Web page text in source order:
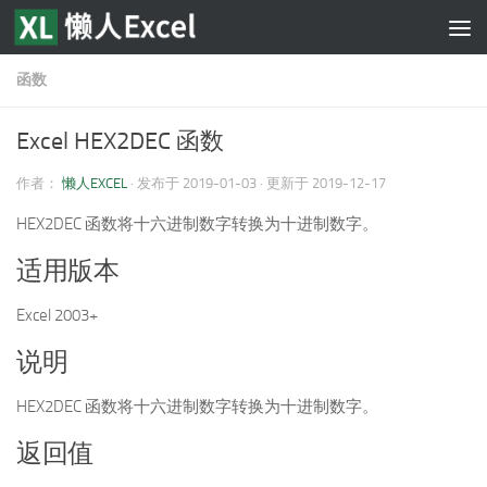
跳至内容
函数
Excel HEX2DEC 函数
作者： 懒人EXCEL · 发布于 2019-01-03 · 更新于 2019-12-17
HEX2DEC 函数将十六进制数字转换为十进制数字。
适用版本
Excel 2003+
说明
HEX2DEC 函数将十六进制数字转换为十进制数字。
返回值